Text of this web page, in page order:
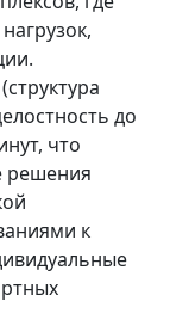
(структура
до
что
решения
к